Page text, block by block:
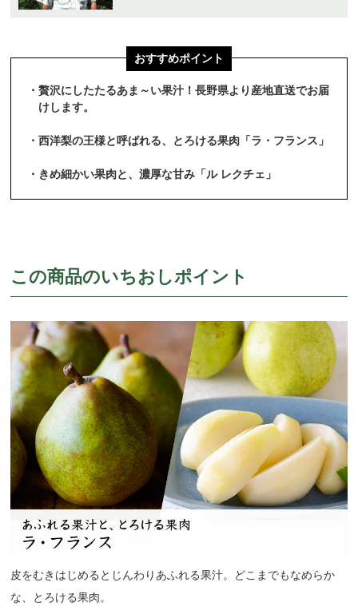
おすすめポイント
・贅沢にしたたるあま～い果汁！長野県より産地直送でお届
けします。
・西洋梨の王様と呼ばれる、とろける果肉「ラ・フランス」
・きめ細かい果肉と、濃厚な甘み「ル レクチェ」
この商品のいちおしポイント
皮をむきはじめるとじんわりあふれる果汁。どこまでもなめらか
な、とろける果肉。